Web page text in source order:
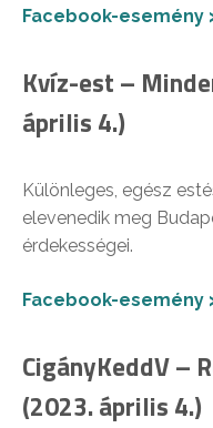
Facebook-esemény
Kvíz-est –
április 4.)
Különleges, egész
elevenedik meg
érdekességei.
Facebook-esemény
CigányKeddV –
(2023. április 4.)